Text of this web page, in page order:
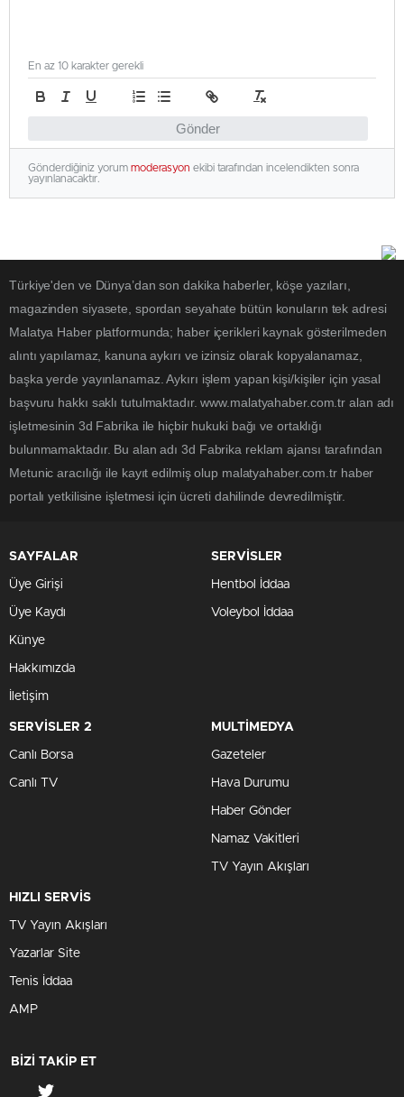
Gönder
En az 10 karakter gerekli
Gönderdiğiniz yorum moderasyon ekibi tarafından incelendikten sonra
yayınlanacaktır.
Türkiye'den ve Dünya’dan son dakika haberler, köşe yazıları,
magazinden siyasete, spordan seyahate bütün konuların tek adresi
Malatya Haber platformunda; haber içerikleri kaynak gösterilmeden
alıntı yapılamaz, kanuna aykırı ve izinsiz olarak kopyalanamaz,
başka yerde yayınlanamaz. Aykırı işlem yapan kişi/kişiler için yasal
başvuru hakkı saklı tutulmaktadır. www.malatyahaber.com.tr alan adı
işletmesinin 3d Fabrika ile hiçbir hukuki bağı ve ortaklığı
bulunmamaktadır. Bu alan adı 3d Fabrika reklam ajansı tarafından
Metunic aracılığı ile kayıt edilmiş olup malatyahaber.com.tr haber
portalı yetkilisine işletmesi için ücreti dahilinde devredilmiştir.
SAYFALAR
Üye Girişi
Üye Kaydı
Künye
Hakkımızda
İletişim
SERVİSLER
Hentbol İddaa
Voleybol İddaa
SERVİSLER 2
Canlı Borsa
Canlı TV
MULTİMEDYA
Gazeteler
Hava Durumu
Haber Gönder
Namaz Vakitleri
TV Yayın Akışları
HIZLI SERVİS
TV Yayın Akışları
Yazarlar Site
Tenis İddaa
AMP
BİZİ TAKİP ET